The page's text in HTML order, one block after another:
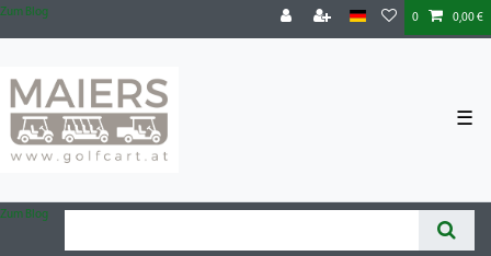
Zum Blog 0 0,00 €
☰
Zum Blog